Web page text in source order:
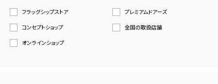
フラッグシップストア
プレミアムドアーズ
コンセプトショップ
全国の取扱店舗
オンラインショップ